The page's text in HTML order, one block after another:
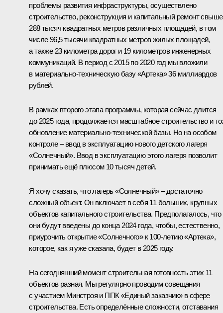
проблемы развития инфраструктуры, осуществлено
строительство, реконструкция и капитальный ремонт свыше
288 тысяч квадратных метров различных площадей, в том
числе 96,5 тысячи квадратных метров жилых площадей,
а также 23 километра дорог и 19 километров инженерных
коммуникаций. В период с 2015 по 2020 год мы вложили
в материально-техническую базу «Артека» 36 миллиардов
рублей.
В рамках второго этапа программы, которая сейчас длится
до 2025 года, продолжается масштабное строительство и
обновление материально-технической базы. Но на особом
контроле – ввод в эксплуатацию нового детского лагеря
«Солнечный». Ввод в эксплуатацию этого лагеря позволит
принимать ещё плюсом 10 тысяч детей.
Я хочу сказать, что лагерь «Солнечный» – достаточно
сложный объект. Он включает в себя 11 больших, крупных
объектов капитального строительства. Предполагалось, что
они будут введены до конца 2024 года, чтобы, естественно,
приурочить открытие «Солнечного» к 100-летию «Артека»,
которое, как я уже сказала, будет в 2025 году.
На сегодняшний момент строительная готовность этих 11
объектов разная. Мы регулярно проводим совещания
с участием Минстроя и ППК «Единый заказчик» в сфере
строительства. Есть определённые сложности, отставания